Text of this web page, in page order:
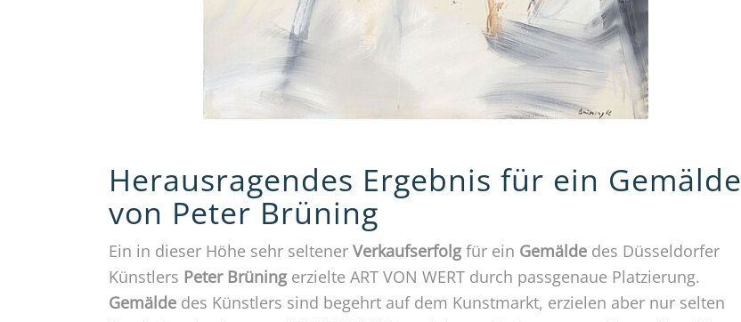
Herausragendes Ergebnis für ein Gemälde
von Peter Brüning
Ein in dieser Höhe sehr seltener Verkaufserfolg für ein Gemälde des Düsseldorfer
Künstlers Peter Brüning erzielte ART VON WERT durch passgenaue Platzierung.
Gemälde des Künstlers sind begehrt auf dem Kunstmarkt, erzielen aber nur selten